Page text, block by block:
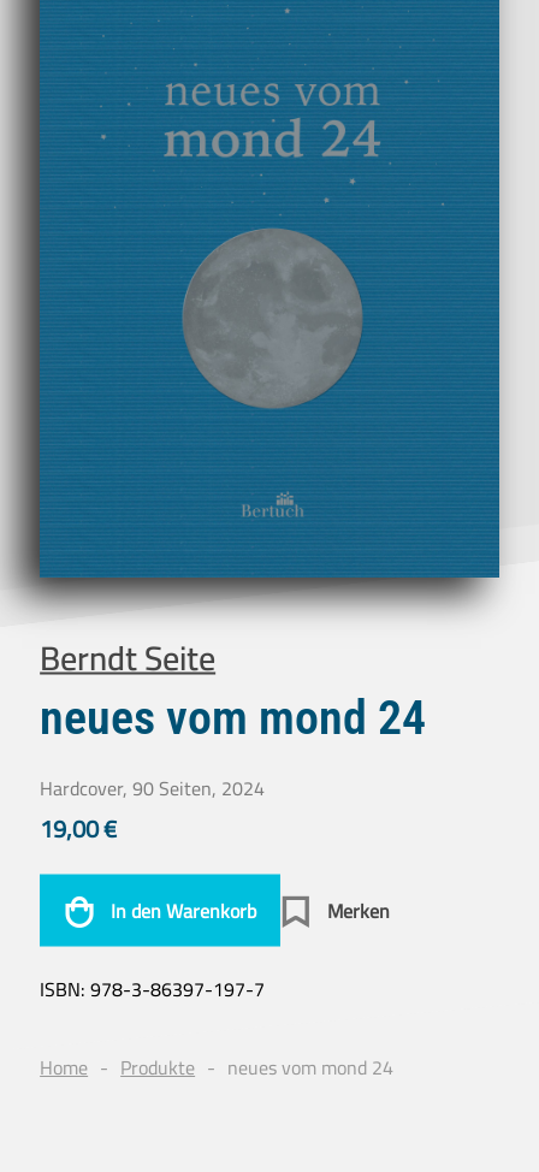
Berndt Seite
neues vom mond 24
Hardcover, 90 Seiten, 2024
19,00€
In den Warenkorb Merken
ISBN:978-3-86397-197-7
Home Produkte neues vom mond 24